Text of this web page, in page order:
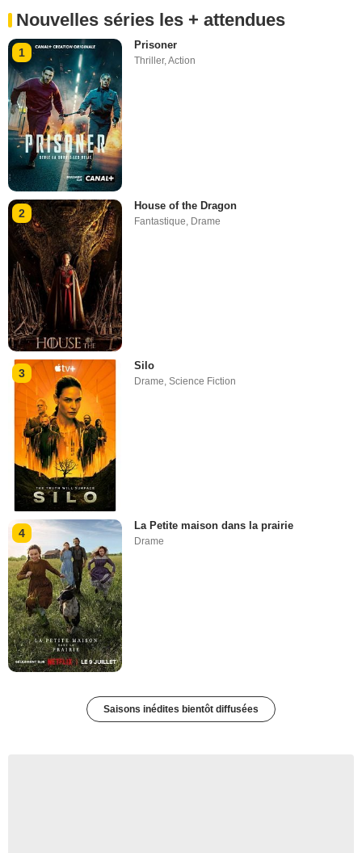
Nouvelles séries les + attendues
1
Prisoner
Thriller,Action
2
House of the Dragon
Fantastique Drame
3
Silo
Drame,Science Fiction
4
La Petite maison dans la prairie
Drame
Saisons inédites bientôt diffusées